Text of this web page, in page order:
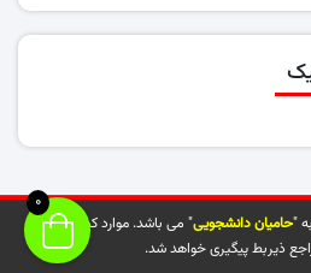
"حامیان دانشجویی" می باشد. موارد کپی شده از
ذیربط پیگیری خواهد شد.
0